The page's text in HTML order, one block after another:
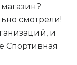
смотрели!
и
Спортивная